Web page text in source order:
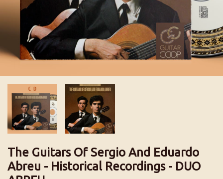
The Guitars Of Sergio And Eduardo
Abreu - Historical Recordings - DUO